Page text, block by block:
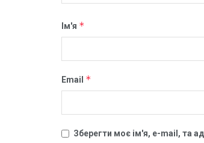
Ім'я *
Email *
Зберегти моє ім'я, e-mail, та